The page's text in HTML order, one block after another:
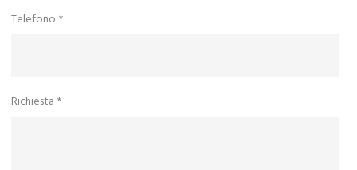
Telefono *
Richiesta *